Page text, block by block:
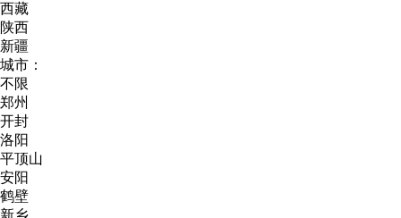
西藏
陕西
新疆
城市：
不限
郑州
开封
洛阳
平顶山
安阳
鹤壁
新乡